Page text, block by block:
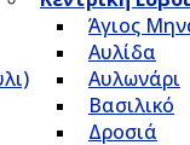
Άγιος
Αυλίδα
Αυλωνάρι
Βασιλικό
Δροσιά